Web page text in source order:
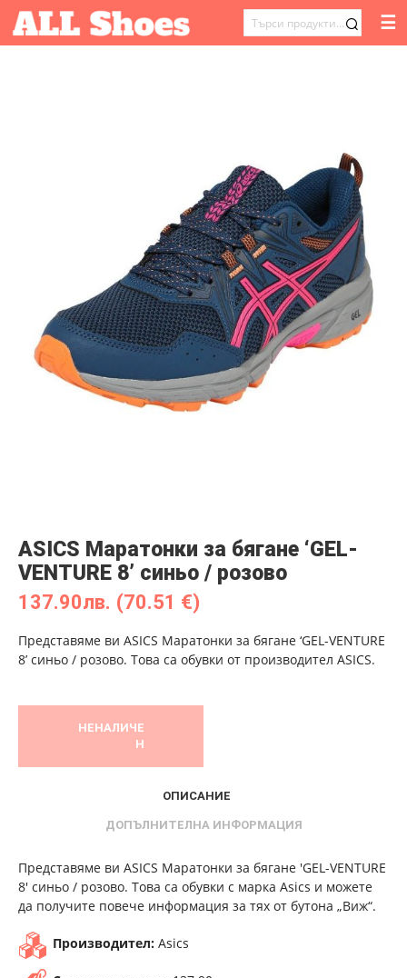
ТЪРСЕНЕ
☰
ASICS Маратонки за бягане ‘GEL-
VENTURE 8’ синьо / розово
137.90лв. (70.51 €)
Представяме ви ASICS Маратонки за бягане ‘GEL-VENTURE
8’ синьо / розово. Това са обувки от производител ASICS.
НЕНАЛИЧЕ
Н
ОПИСАНИЕ
ДОПЪЛНИТЕЛНА ИНФОРМАЦИЯ
Представяме ви ASICS Маратонки за бягане 'GEL-VENTURE
8' синьо / розово. Това са обувки с марка Asics и можете
да получите повече информация за тях от бутона „Виж“.
Производител: Asics